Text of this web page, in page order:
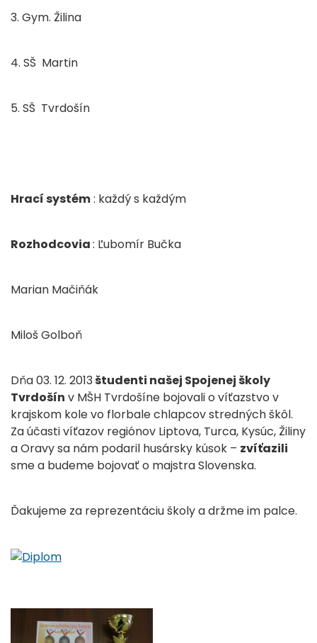
3. Gym. Žilina
4. SŠ Martin
5. SŠ Tvrdošín
Hrací systém: každý s každým
Rozhodcovia: Ľubomír Bučka
Marian Mačiňák
Miloš Golboň
Dňa 03. 12. 2013študenti našej Spojenej školy
Tvrdošín v MŠH Tvrdošíne bojovali o víťazstvo v
krajskom kole vo florbale chlapcov stredných škôl.
Za účasti víťazov regiónov Liptova, Turca, Kysúc, Žiliny
a Oravy sa nám podaril husársky kúsok – zvíťazili
sme a budeme bojovať o majstra Slovenska.
Ďakujeme za reprezentáciu školy a držme im palce.